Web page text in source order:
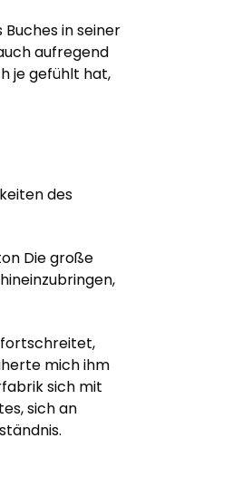
in seiner
aufregend
je gefühlt hat,
des
Die große
fortschreitet,
mich ihm
sich mit
sich an